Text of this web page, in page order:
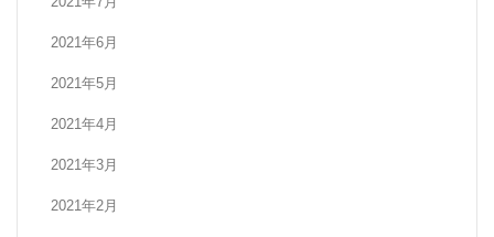
2021年6月
2021年5月
2021年4月
2021年3月
2021年2月